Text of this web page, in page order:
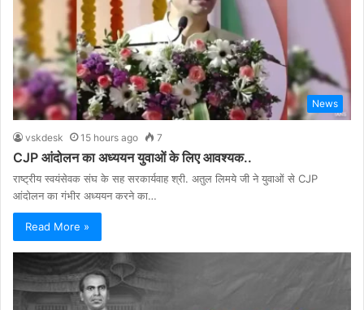
News
vskdesk 15 hours ago 7
CJP आंदोलन का अध्ययन युवाओं के लिए आवश्यक..
राष्ट्रीय स्वयंसेवक संघ के सह सरकार्यवाह श्री. अतुल लिमये जी ने युवाओं से CJP
आंदोलन का गंभीर अध्ययन करने का…
Read More »